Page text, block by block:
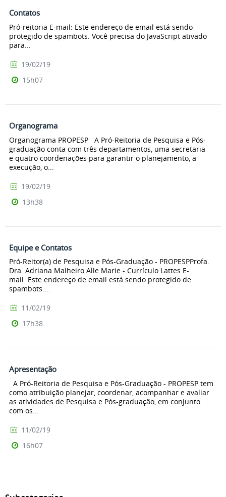
Contatos
Pró-reitoria E-mail: Este endereço de email está sendo
protegido de spambots. Você precisa do JavaScript ativado
para...
19/02/19
15h07
Organograma
Organograma PROPESP A Pró-Reitoria de Pesquisa e Pós-
graduação conta com três departamentos, uma secretaria
e quatro coordenações para garantir o planejamento, a
execução, o...
19/02/19
13h38
Equipe e Contatos
Pró-Reitor(a) de Pesquisa e Pós-Graduação - PROPESPProfa.
Dra. Adriana Malheiro Alle Marie - Currículo Lattes E-
mail: Este endereço de email está sendo protegido de
spambots....
11/02/19
17h38
Apresentação
A Pró-Reitoria de Pesquisa e Pós-Graduação - PROPESP tem
como atribuição planejar, coordenar, acompanhar e avaliar
as atividades de Pesquisa e Pós-graduação, em conjunto
com os...
11/02/19
16h07